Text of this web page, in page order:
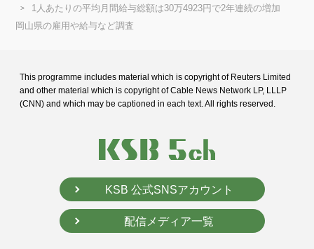
1人あたりの平均月間給与総額は30万4923円で2年連続の増加
岡山県の雇用や給与など調査
This programme includes material which is copyright of Reuters Limited
and other material which is copyright of Cable News Network LP, LLLP
(CNN) and which may be captioned in each text. All rights reserved.
KSB 公式SNSアカウント
配信メディア一覧